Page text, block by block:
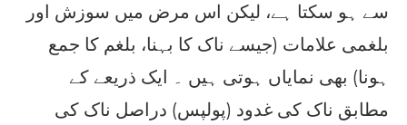
سے ہو سکتا ہے، لیکن اس مرض میں سوزش اور
بلغمی علامات (جیسے ناک کا بہنا، بلغم کا جمع
ہونا) بھی نمایاں ہوتی ہیں ۔ ایک ذریعے کے
مطابق ناک کی غدود (پولپس) دراصل ناک کی